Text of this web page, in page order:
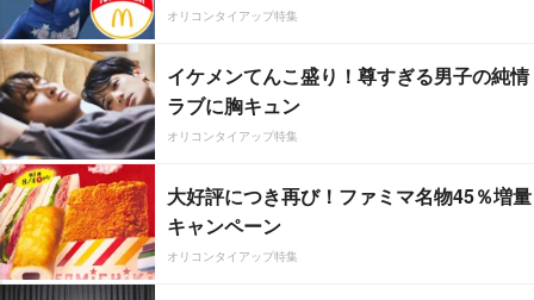
オリコンタイアップ特集
イケメンてんこ盛り！尊すぎる男子の純情
ラブに胸キュン
オリコンタイアップ特集
大好評につき再び！ファミマ名物45％増量
キャンペーン
オリコンタイアップ特集